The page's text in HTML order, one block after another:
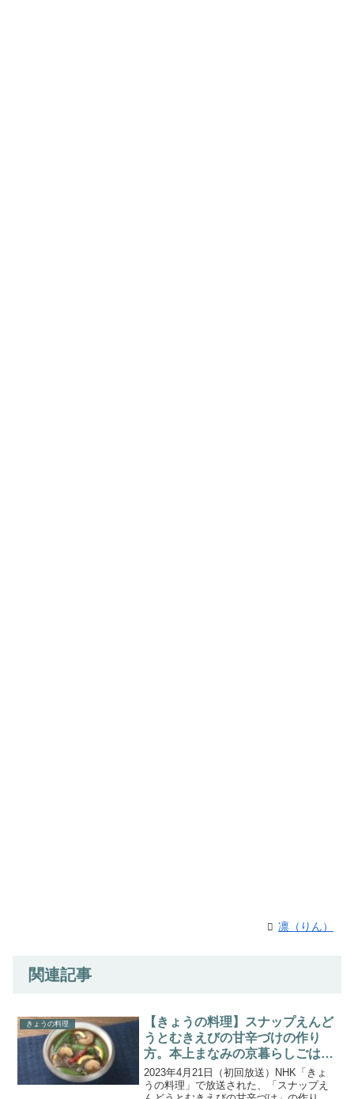
凛（りん）
関連記事
きょうの料理
【きょうの料理】スナップえんど
うとむきえびの甘辛づけの作り
方。本上まなみの京暮らしごは
ん。
2023年4月21日（初回放送）NHK「きょ
うの料理」で放送された、「スナップえ